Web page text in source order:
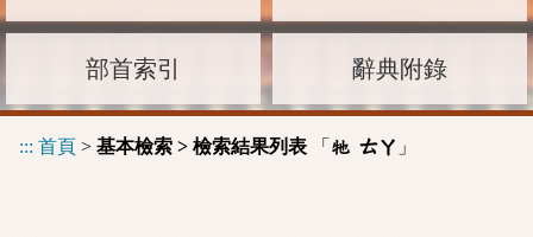
部首索引 辭典附錄
::: 首頁 > 基本檢索 > 檢索結果列表 「 牠 ㄊㄚ 」